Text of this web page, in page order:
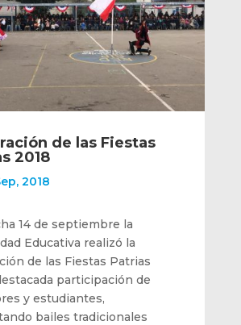
de las Fiestas
2018
2018
14 de septiembre la
Educativa realizó la
de las Fiestas Patrias
participación de
y estudiantes,
bailes tradicionales